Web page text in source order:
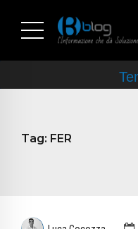
Tag: FER